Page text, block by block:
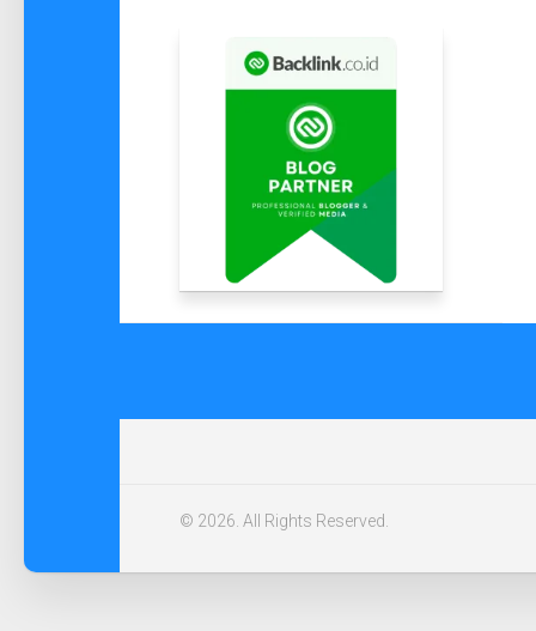
© 2026. All Rights Reserved.